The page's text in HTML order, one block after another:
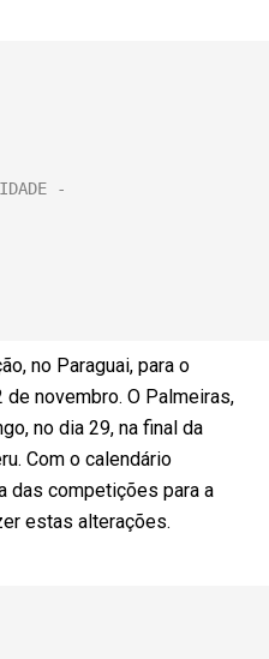
no Paraguai, para o
novembro. O Palmeiras,
no dia 29, na final da
Com o calendário
das competições para a
estas alterações.